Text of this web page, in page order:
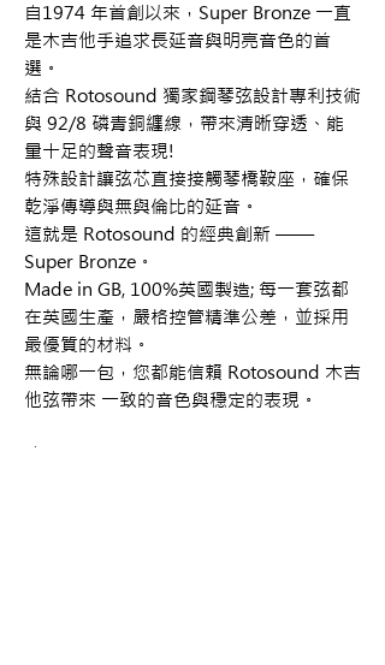
自1974 年首創以來，Super Bronze 一直
是木吉他手追求長延音與明亮音色的首
選。
結合 Rotosound 獨家鋼琴弦設計專利技術
與 92/8 磷青銅纏線，帶來清晰穿透、能
量十足的聲音表現!
特殊設計讓弦芯直接接觸琴橋鞍座，確保
乾淨傳導與無與倫比的延音。
這就是 Rotosound 的經典創新 ——
Super Bronze。
Made in GB, 100%英國製造; 每一套弦都
在英國生產，嚴格控管精準公差，並採用
最優質的材料。
無論哪一包，您都能信賴 Rotosound 木吉
他弦帶來 一致的音色與穩定的表現。
弦徑規格：